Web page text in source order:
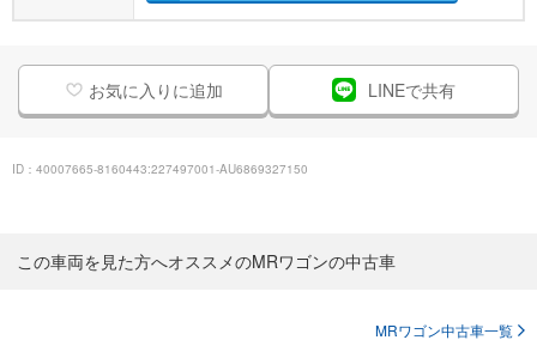
お気に入りに追加 LINEで共有
ID：40007665-8160443:227497001-AU6869327150
この車両を見た方へオススメのMRワゴンの中古車
MRワゴン中古車一覧